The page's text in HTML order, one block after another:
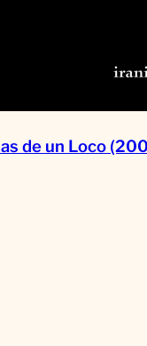
de un Loco